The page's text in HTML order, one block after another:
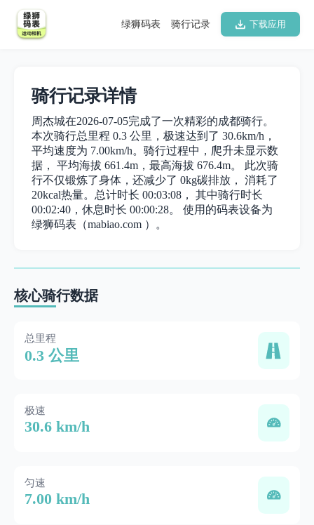
下载应用
骑行记录
绿狮码表
骑行记录详情
周杰城在2026-07-05完成了一次精彩的成都骑行。
本次骑行总里程 0.3 公里，极速达到了 30.6km/h，
平均速度为 7.00km/h。骑行过程中，爬升未显示数
据， 平均海拔 661.4m，最高海拔 676.4m。 此次骑
行不仅锻炼了身体，还减少了 0kg碳排放， 消耗了
20kcal热量。总计时长 00:03:08， 其中骑行时长
00:02:40，休息时长 00:00:28。 使用的码表设备为
绿狮码表（mabiao.com ）。
核心骑行数据
总里程
0.3 公里
极速
30.6 km/h
匀速
7.00 km/h